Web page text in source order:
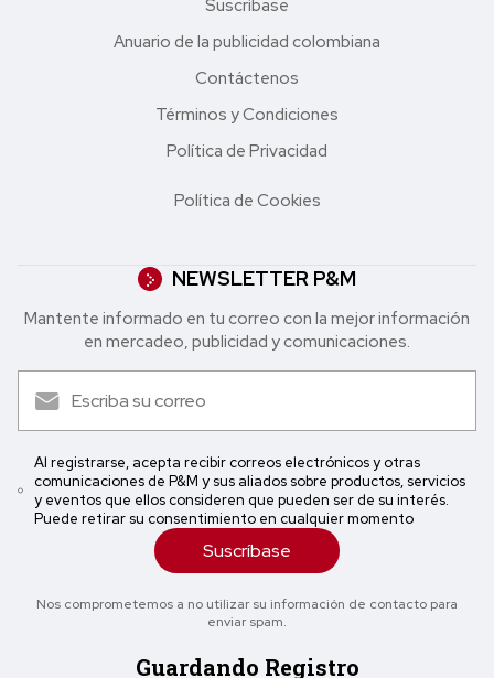
Suscríbase
Anuario de la publicidad colombiana
Contáctenos
Términos y Condiciones
Política de Privacidad
Política de Cookies
NEWSLETTER P&M
Mantente informado en tu correo con la mejor in formación
en mercadeo, publicidad y comunicaciones.
Al registrarse, acepta recibir correos electrónicos y otras
comunicaciones de P&M y sus aliados sobre productos, servicios
y eventos que ellos consideren que pueden ser de su interés.
Puede retirar su consentimiento en cualquier momento
Suscríbase
Nos comprometemos a no utilizar su información de contacto para
enviar spam.
Guardando Registro